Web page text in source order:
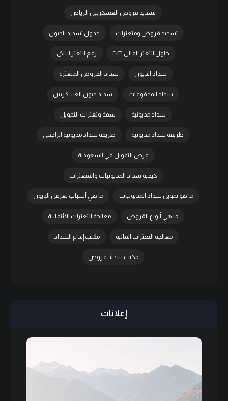
تسديد قروض العسكريين الرياض
تسديد قروض ومتعثرات جدول تسديد الديون
حلول التعثر المالي ٢٠٢٦ رفع التعثر البنكي
سداد الديون سداد القروض المتعثرة
سداد المدفوعات سداد ديون العسكريين
سداد مديونية سمة وتعثرات التمويل
طريقة سداد مديونية طريقة سداد مديونية الراجحي
فرص التمويل في السعودية
كيفية سداد المديونيات والمتعثرات
ما هو تمويل سداد المديونيات ما هي أسباب تعرقل الديون
ما هي أنواع القروض معالجة التعثرات الائتمانية
معالجة التعثرات المالية مكتب إبداع السداد
مكتب سداد قروض
إعلانات